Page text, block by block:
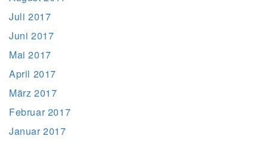
Juli 2017
Juni 2017
Mai 2017
April 2017
März 2017
Februar 2017
Januar 2017